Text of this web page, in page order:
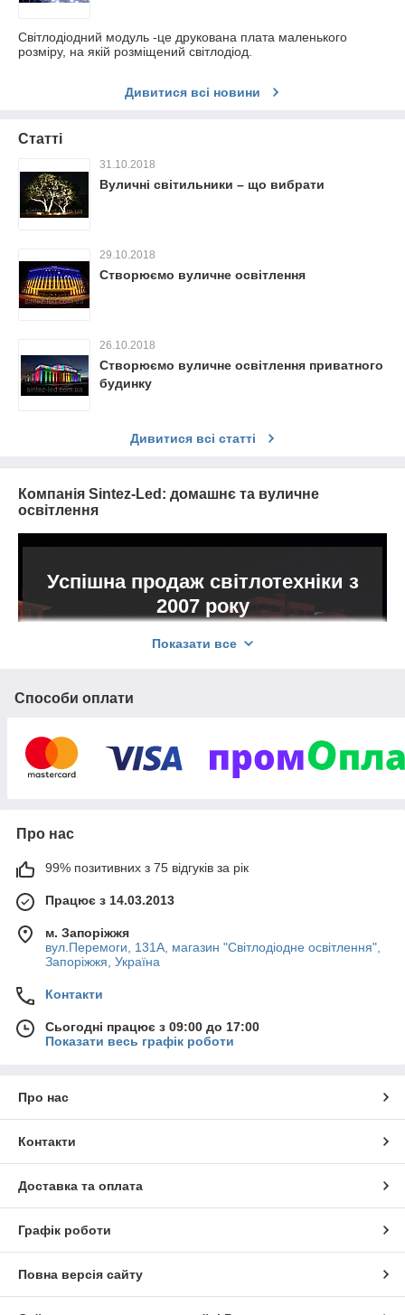
Світлодіодний модуль -це друкована плата маленького
розміру, на якій розміщений світлодіод.
Дивитися всі новини
Статті
31.10.2018
Вуличні світильники – що вибрати
29.10.2018
Створюємо вуличне освітлення
26.10.2018
Створюємо вуличне освітлення приватного
будинку
Дивитися всі статті
Компанія Sintez-Led: домашнє та вуличне
освітлення
Успішна продаж світлотехніки з
2007 року
«Sintez-Led» - прямий постачальник професійного
дозволяє істотно скоротити витрати електроенергії зі
LED освітлення відбувається в середньому за 2 роки.
В наявності сертифікати та декларації відповідності
стандартам якості від виробників.
Переваги компанії
«Sintez-Led» пропонує оптимальні
умови для співпраці.
посередницьких націнок.
Зробити замовлення просто,
співробітництво вигідне для опту і
Популярні каталоги сайту
Показати все
Способи оплати
Про нас
99% позитивних з 75 відгуків за рік
Працює з 14.03.2013
м. Запоріжжя
вул.Перемоги, 131А, магазин "Світлодіодне освітлення",
Запоріжжя, Україна
Контакти
Сьогодні працює з 09:00 до 17:00
Показати весь графік роботи
Про нас
Контакти
Доставка та оплата
Графік роботи
Повна версія сайту